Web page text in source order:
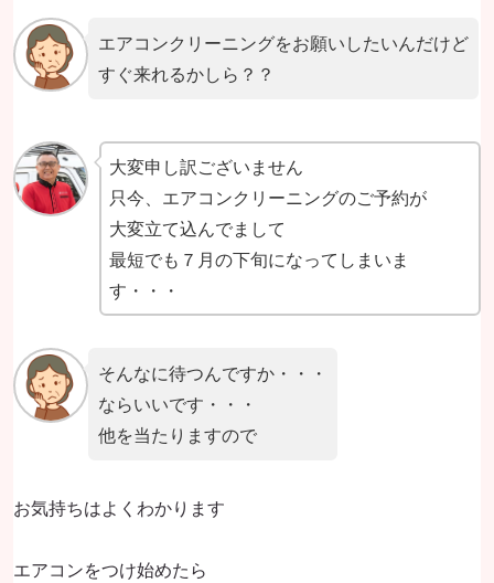
エアコンクリーニングをお願いしたいんだけど
すぐ来れるかしら？？
大変申し訳ございません
只今、エアコンクリーニングのご予約が
大変立て込んでまして
最短でも７月の下旬になってしまいま
す・・・
そんなに待つんですか・・・
ならいいです・・・
他を当たりますので
お気持ちはよくわかります
エアコンをつけ始めたら